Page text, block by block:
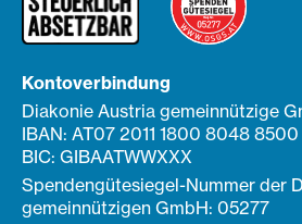
Kontoverbindung
Diakonie Austria gemeinnützige
IBAN: AT07 2011 1800 8048 8500
BIC: GIBAATWWXXX
Spendengütesiegel-Nummer der
gemeinnützigen GmbH: 05277